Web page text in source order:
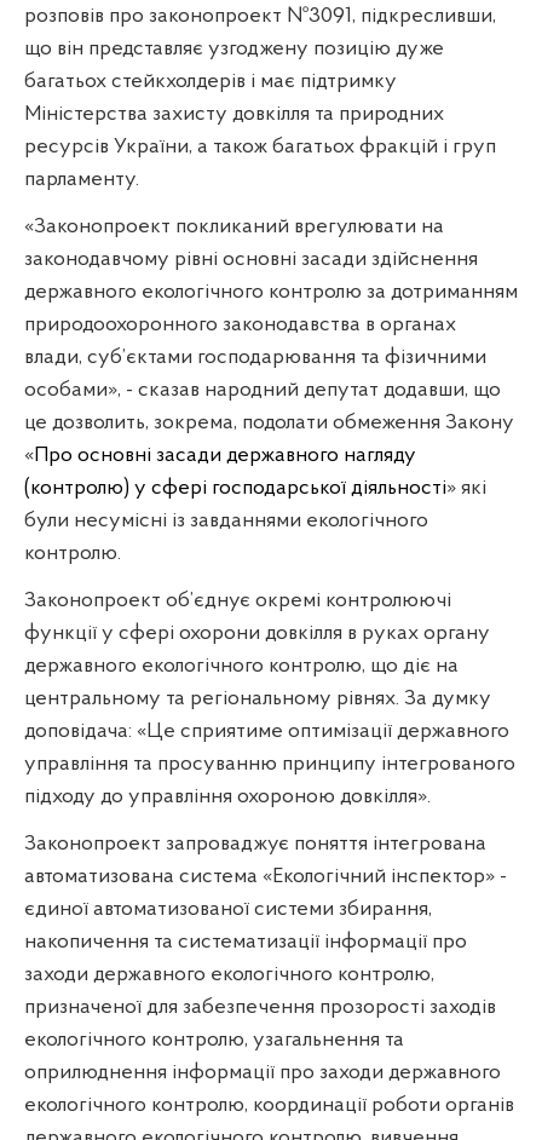
розповів про законопроект №3091, підкресливши,
що він представляє узгоджену позицію дуже
багатьох стейкхолдерів і має підтримку
Міністерства захисту довкілля та природних
ресурсів України, а також багатьох фракцій і груп
парламенту.
«Законопроект покликаний врегулювати на
законодавчому рівні основні засади здійснення
державного екологічного контролю за дотриманням
природоохоронного законодавства в органах
влади, суб’єктами господарювання та фізичними
особами», - сказав народний депутат додавши, що
це дозволить, зокрема, подолати обмеження Закону
«Про основні засади державного нагляду
(контролю) у сфері господарської діяльності» які
були несумісні із завданнями екологічного
контролю.
Законопроект об’єднує окремі контролюючі
функції у сфері охорони довкілля в руках органу
державного екологічного контролю, що діє на
центральному та регіональному рівнях. За думку
доповідача: «Це сприятиме оптимізації державного
управління та просуванню принципу інтегрованого
підходу до управління охороною довкілля».
Законопроект запроваджує поняття інтегрована
автоматизована система «Екологічний інспектор» -
єдиної автоматизованої системи збирання,
накопичення та систематизації інформації про
заходи державного екологічного контролю,
призначеної для забезпечення прозорості заходів
екологічного контролю, узагальнення та
оприлюднення інформації про заходи державного
екологічного контролю, координації роботи органів